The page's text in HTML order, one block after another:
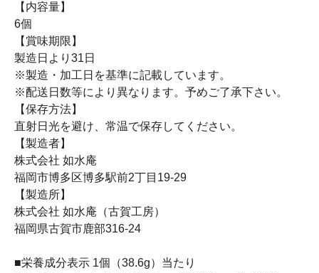
【内容量】
6個
【賞味期限】
製造日より31日
※製造・加工日を基準に記載しています。
※配送日数等により異なります。予めご了承下さい。
【保存方法】
直射日光を避け、常温で保存してください。
【製造者】
株式会社 如水庵
福岡市博多区博多駅前2丁目19-29
【製造所】
株式会社 如水庵（古賀工房）
福岡県古賀市鹿部316-24
■栄養成分表示 1個（38.6g）当たり